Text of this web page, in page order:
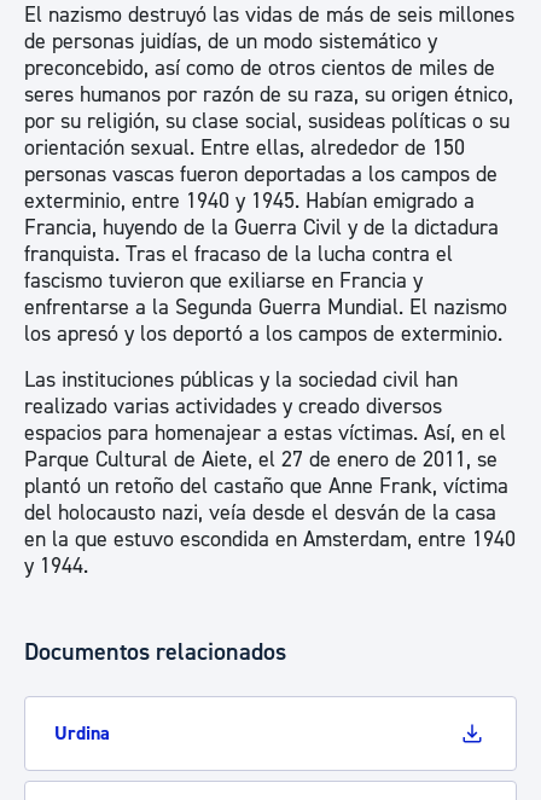
El nazismo destruyó las vidas de más de seis millones
de personas juidías, de un modo sistemático y
preconcebido, así como de otros cientos de miles de
seres humanos por razón de su raza, su origen étnico,
por su religión, su clase social, susideas políticas o su
orientación sexual. Entre ellas, alrededor de 150
personas vascas fueron deportadas a los campos de
exterminio, entre 1940 y 1945. Habían emigrado a
Francia, huyendo de la Guerra Civil y de la dictadura
franquista. Tras el fracaso de la lucha contra el
fascismo tuvieron que exiliarse en Francia y
enfrentarse a la Segunda Guerra Mundial. El nazismo
los apresó y los deportó a los campos de exterminio.
Las instituciones públicas y la sociedad civil han
realizado varias actividades y creado diversos
espacios para homenajear a estas víctimas. Así, en el
Parque Cultural de Aiete, el 27 de enero de 2011, se
plantó un retoño del castaño que Anne Frank, víctima
del holocausto nazi, veía desde el desván de la casa
en la que estuvo escondida en Amsterdam, entre 1940
y 1944.
Documentos relacionados
Urdina